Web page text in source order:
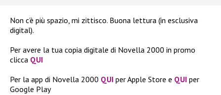
Non c’è più spazio, mi zittisco. Buona lettura (in esclusiva
digital).
Per avere la tua copia digitale di Novella 2000 in promo
clicca QUI
Per la app di Novella 2000 QUI per Apple Store e QUI per
Google Play